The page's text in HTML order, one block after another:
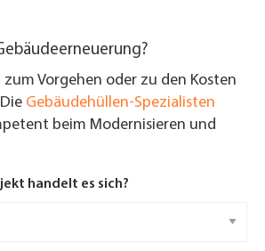
zum Vorgehen oder zu den Kosten
Gebäudehüllen-Spezialisten
beim Modernisieren und
handelt es sich?